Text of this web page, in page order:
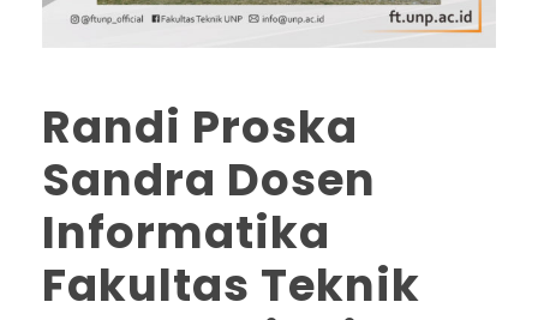
Randi Proska
Sandra Dosen
Informatika
Fakultas Teknik